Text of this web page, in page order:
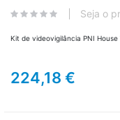
Seja o
Kit de videovigilância PNI
224,18 €